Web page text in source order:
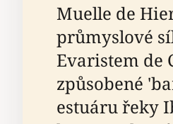
Muelle de
průmyslové
Evaristem de
způsobené
estuáru řeky